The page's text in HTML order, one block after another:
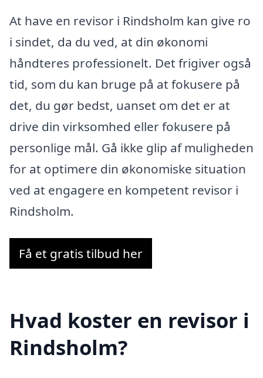
At have en revisor i Rindsholm kan give ro
i sindet, da du ved, at din økonomi
håndteres professionelt. Det frigiver også
tid, som du kan bruge på at fokusere på
det, du gør bedst, uanset om det er at
drive din virksomhed eller fokusere på
personlige mål. Gå ikke glip af muligheden
for at optimere din økonomiske situation
ved at engagere en kompetent revisor i
Rindsholm.
Få et gratis tilbud her
Hvad koster en revisor i
Rindsholm?